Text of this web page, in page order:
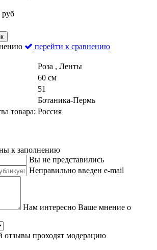
руб
перейти к сравнению
Роза , Ленты
60 см
51
Ботаника-Пермь
товара: Россия
к заполнению
Вы не представились
Неправильно введен e-mail
Нам интересно Ваше мнение о
отзывы проходят модерацию